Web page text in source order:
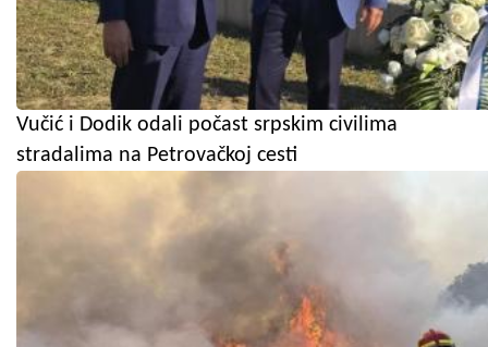
Vučić i Dodik odali počast srpskim civilima
stradalima na Petrovačkoj cesti